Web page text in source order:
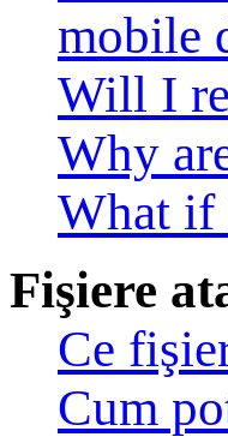
mobile
Will I
Why
What if
Fişiere
Ce
Cum